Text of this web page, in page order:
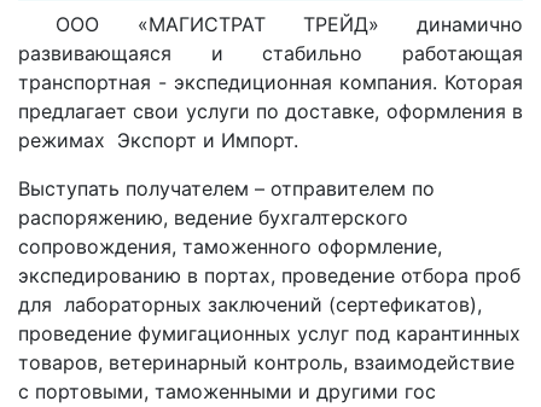
ООО «МАГИСТРАТ ТРЕЙД» динамично
развивающаяся и стабильно работающая
транспортная - экспедиционная компания. Которая
предлагает свои услуги по доставке, оформления в
режимах Экспорт и Импорт.
Выступать получателем – отправителем по
распоряжению, ведение бухгалтерского
сопровождения, таможенного оформление,
экспедированию в портах, проведение отбора проб
для лабораторных заключений (сертефикатов),
проведение фумигационных услуг под карантинных
товаров, ветеринарный контроль, взаимодействие
с портовыми, таможенными и другими гос